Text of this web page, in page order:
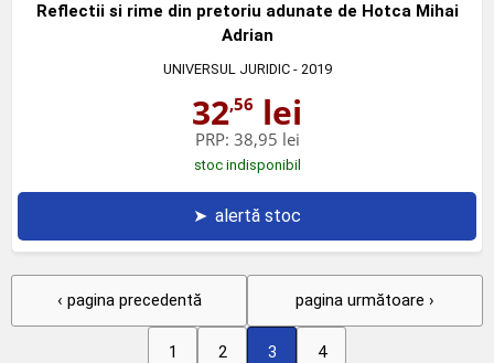
Reflectii si rime din pretoriu adunate de Hotca Mihai
Adrian
UNIVERSUL JURIDIC- 2019
32,56 lei
PRP: 38,95 lei
stoc indisponibil
➤ alertă stoc
‹ pagina precedentă
1 2 3 4
pagina următoare ›